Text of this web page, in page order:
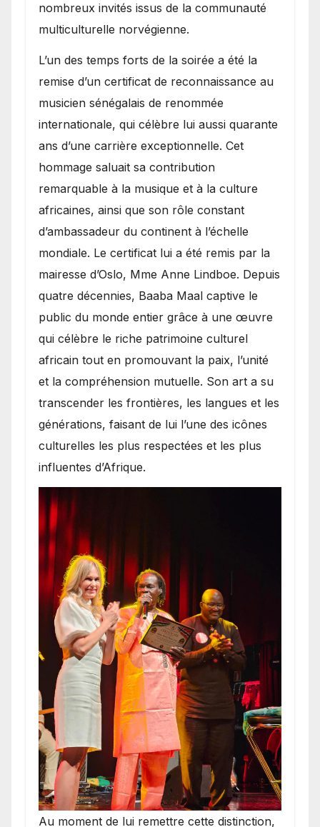
nombreux invités issus de la communauté
multiculturelle norvégienne.
​L’un des temps forts de la soirée a été la
remise d’un certificat de reconnaissance au
musicien sénégalais de renommée
internationale, qui célèbre lui aussi quarante
ans d’une carrière exceptionnelle. Cet
hommage saluait sa contribution
remarquable à la musique et à la culture
africaines, ainsi que son rôle constant
d’ambassadeur du continent à l’échelle
mondiale. Le certificat lui a été remis par la
mairesse d’Oslo, Mme Anne Lindboe. Depuis
quatre décennies, Baaba Maal captive le
public du monde entier grâce à une œuvre
qui célèbre le riche patrimoine culturel
africain tout en promouvant la paix, l’unité
et la compréhension mutuelle. Son art a su
transcender les frontières, les langues et les
générations, faisant de lui l’une des icônes
culturelles les plus respectées et les plus
influentes d’Afrique.
​Au moment de lui remettre cette distinction,